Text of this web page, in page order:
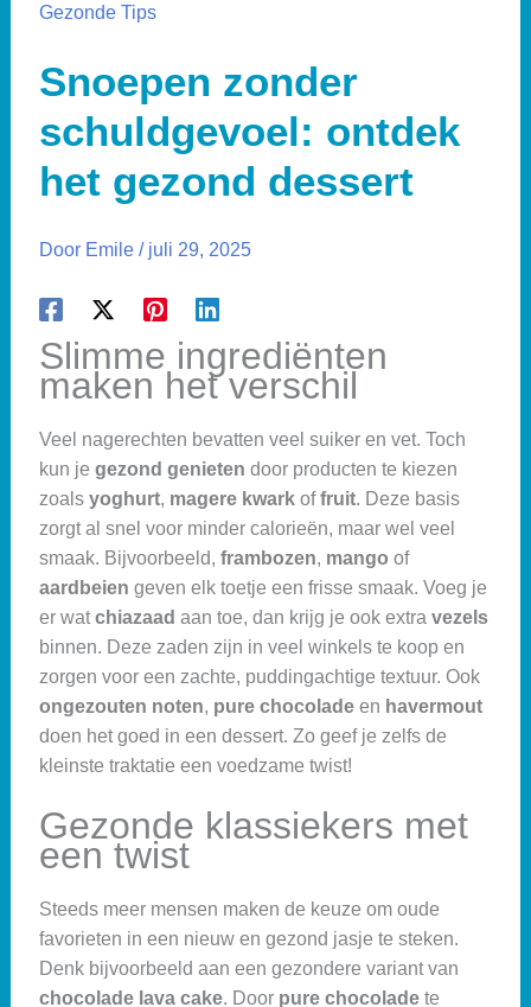
Gezonde Tips
Snoepen zonder
schuldgevoel: ontdek
het gezond dessert
Door Emile / juli 29, 2025
Slimme ingrediënten
maken het verschil
Veel nagerechten bevatten veel suiker en vet. Toch
kun je gezond genieten door producten te kiezen
zoals yoghurt, magere kwarkoffruit. Deze basis
zorgt al snel voor minder calorieën, maar wel veel
smaak. Bijvoorbeeld, frambozen, mango of
aardbeien geven elk toetje een frisse smaak. Voeg je
er watchiazaad aan toe, dan krijg je ook extra vezels
binnen. Deze zaden zijn in veel winkels te koop en
zorgen voor een zachte, puddingachtige textuur. Ook
ongezouten noten, pure chocoladeen havermout
doen het goed in een dessert. Zo geef je zelfs de
kleinste traktatie een voedzame twist!
Gezonde klassiekers met
een twist
Steeds meer mensen maken de keuze om oude
favorieten in een nieuw en gezond jasje te steken.
Denk bijvoorbeeld aan een gezondere variant van
chocolade lava cake. Door pure chocoladete